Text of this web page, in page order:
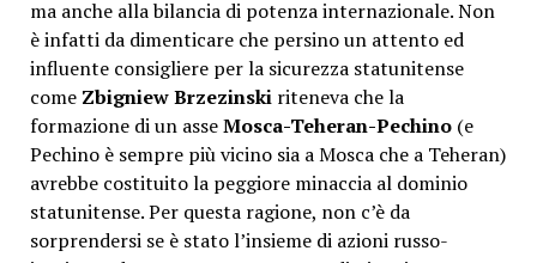
ma anche alla bilancia di potenza internazionale. Non
è infatti da dimenticare che persino un attento ed
influente consigliere per la sicurezza statunitense
come Zbigniew Brzezinskiriteneva che la
formazione di un asseMosca-Teheran-Pechino(e
Pechino è sempre più vicino sia a Mosca che a Teheran)
avrebbe costituito la peggiore minaccia al dominio
statunitense. Per questa ragione, non c’è da
sorprendersi se è stato l’insieme di azioni russo-